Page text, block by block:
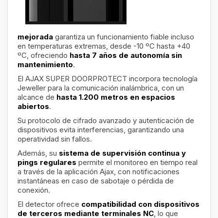
mejorada garantiza un funcionamiento fiable incluso
en temperaturas extremas, desde -10 ºC hasta +40
ºC, ofreciendo hasta 7 años de autonomía sin
mantenimiento.
El AJAX SUPER DOORPROTECT incorpora tecnología
Jeweller para la comunicación inalámbrica, con un
alcance de hasta 1.200 metros en espacios
abiertos.
Su protocolo de cifrado avanzado y autenticación de
dispositivos evita interferencias, garantizando una
operatividad sin fallos.
Además, su sistema de supervisión continua y
pings regulares permite el monitoreo en tiempo real
a través de la aplicación Ajax, con notificaciones
instantáneas en caso de sabotaje o pérdida de
conexión.
El detector ofrece compatibilidad con dispositivos
de terceros mediante terminales NC, lo que